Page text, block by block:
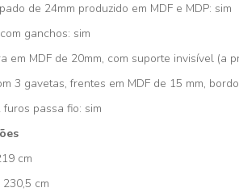
de 24mm produzido em MDF e MDP: sim
ganchos: sim
em MDF de 20mm, com suporte invisível
3 gavetas, frentes em MDF de 15 mm,
furos passa fio: sim
cm
cm